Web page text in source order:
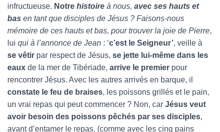
infructueuse. Notre histoire à nous, avec ses hauts et
bas en tant que disciples de Jésus ? Faisons-nous
mémoire de ces hauts et bas, pour trouver la joie de Pierre,
lui qui à l’annonce de Jean : ‘c’est le Seigneur’, veille à
se vêtir par respect de Jésus, se jette lui-même dans les
eaux de la mer de Tibériade, arrive le premier pour
rencontrer Jésus. Avec les autres arrivés en barque, il
constate le feu de braises, les poissons grillés et le pain,
un vrai repas qui peut commencer ? Non, car Jésus veut
avoir besoin des poissons pêchés par ses disciples,
avant d’entamer le repas. (comme avec les cinq pains